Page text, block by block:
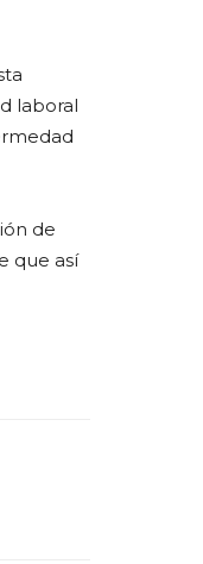
laboral
de
que así